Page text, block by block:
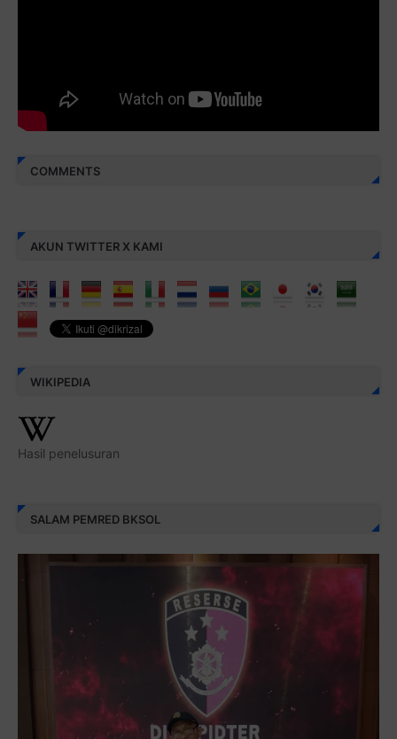
COMMENTS
AKUN TWITTER X KAMI
WIKIPEDIA
Hasil penelusuran
SALAM PEMRED BKSOL